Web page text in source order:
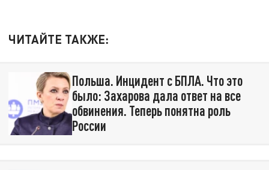
ЧИТАЙТЕ ТАКЖЕ:
Польша. Инцидент с БПЛА. Что это
было: Захарова дала ответ на все
обвинения. Теперь понятна роль
России